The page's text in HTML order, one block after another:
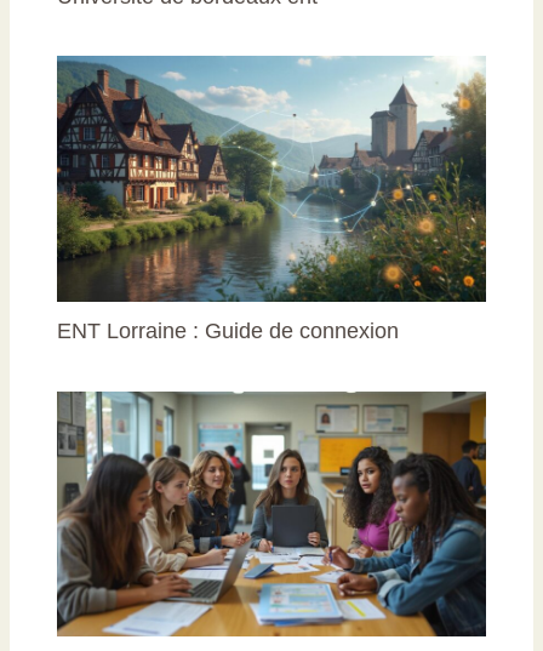
ENT Lorraine : Guide de connexion